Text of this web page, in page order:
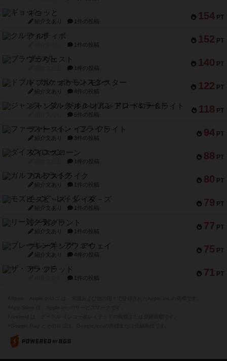
154 PT
ギョッと
紹介文あり 1件の投稿
152 PT
クルティボ
1件の投稿
140 PT
ブラヴェスト
1件の投稿
122 PT
ドブル：ポケットモンスター
紹介文あり 4件の投稿
118 PT
ジャンヌ・ダルク-オルレアン ドロー＆ライト
5件の投稿
94 PT
ファースト・イン・フライト
紹介文あり 3件の投稿
88 PT
ダイススローン
1件の投稿
80 PT
ガルフストライク
紹介文あり 1件の投稿
79 PT
モズビ－ズ・レイダ－ズ
紹介文あり 1件の投稿
77 PT
リー対グラント
紹介文あり 1件の投稿
75 PT
ブレーキング・アウェイ
紹介文あり 4件の投稿
71 PT
ザ・フラッド
1件の投稿